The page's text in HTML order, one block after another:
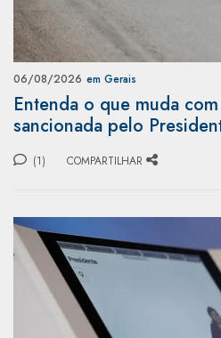
06/08/2026 em Gerais
Entenda o que muda
sancionada pelo
(1) COMPARTILHAR